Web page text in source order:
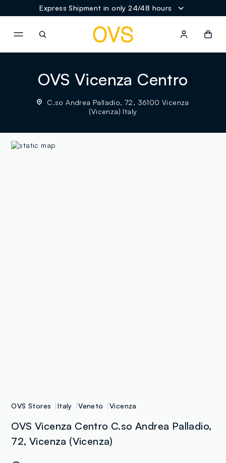
Express Shipment in only 24/48 hours
OVS Vicenza Centro
C.so Andrea Palladio, 72, 36100 Vicenza
(Vicenza) Italy
OVS Stores Italy Veneto Vicenza
OVS Vicenza Centro C.so Andrea Palladio,
72, Vicenza (Vicenza)